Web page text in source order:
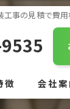
工事の見積で費
徴 会社案